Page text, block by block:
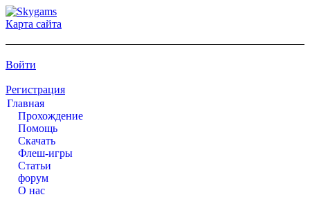
Карта сайта
Войти
Регистрация
Главная
Прохождение
Помощь
Cкачать
Флеш-игры
Статьи
форум
О нас